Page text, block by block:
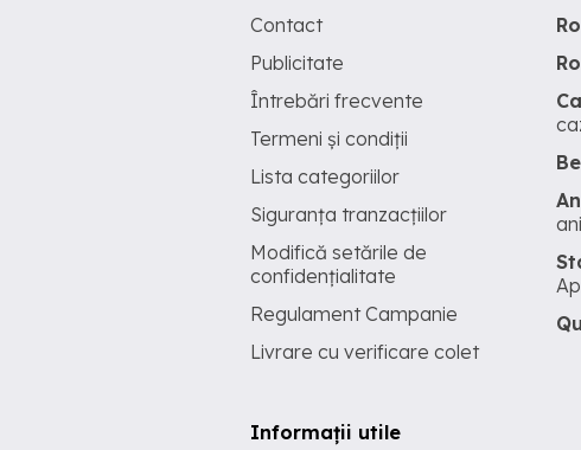
Contact
Publicitate
Întrebări frecvente
Termeni și condiții
Lista categoriilor
Siguranța tranzacțiilor
Modifică setările de
confidențialitate
Regulament Campanie
Livrare cu verificare colet
Informații utile